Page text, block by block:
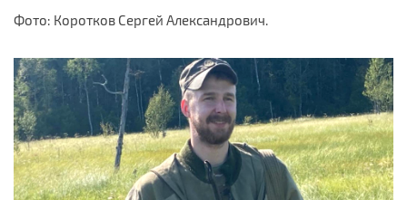
Фото: Коротков Сергей Александрович.